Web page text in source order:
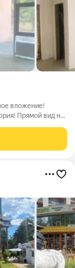
вложение!
Прямой вид на
ближе чем можно